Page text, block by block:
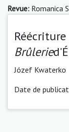
Revue: Romanica
Brûlerie
Józef Kwaterko
Date de